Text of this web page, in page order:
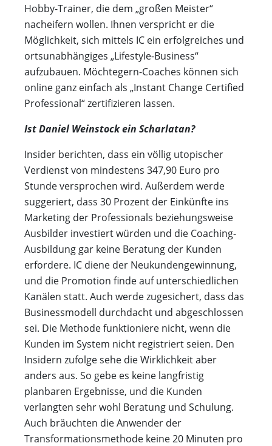
Hobby-Trainer, die dem „großen Meister“
nacheifern wollen. Ihnen verspricht er die
Möglichkeit, sich mittels IC ein erfolgreiches und
ortsunabhängiges „Lifestyle-Business“
aufzubauen. Möchtegern-Coaches können sich
online ganz einfach als „Instant Change Certified
Professional“ zertifizieren lassen.
Ist Daniel Weinstock ein Scharlatan?
Insider berichten, dass ein völlig utopischer
Verdienst von mindestens 347,90 Euro pro
Stunde versprochen wird. Außerdem werde
suggeriert, dass 30 Prozent der Einkünfte ins
Marketing der Professionals beziehungsweise
Ausbilder investiert würden und die Coaching-
Ausbildung gar keine Beratung der Kunden
erfordere. IC diene der Neukundengewinnung,
und die Promotion finde auf unterschiedlichen
Kanälen statt. Auch werde zugesichert, dass das
Businessmodell durchdacht und abgeschlossen
sei. Die Methode funktioniere nicht, wenn die
Kunden im System nicht registriert seien. Den
Insidern zufolge sehe die Wirklichkeit aber
anders aus. So gebe es keine langfristig
planbaren Ergebnisse, und die Kunden
verlangten sehr wohl Beratung und Schulung.
Auch bräuchten die Anwender der
Transformationsmethode keine 20 Minuten pro